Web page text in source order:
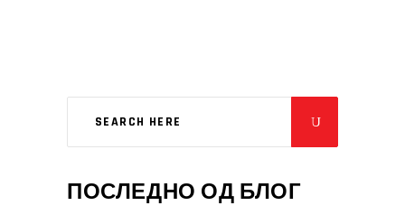
ПОСЛЕДНО ОД БЛОГ